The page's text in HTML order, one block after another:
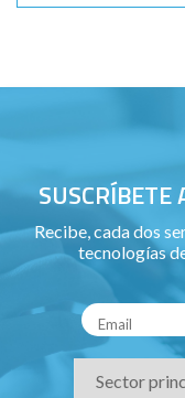
SUSCRÍBETE
Recibe, cada dos
tecnologías